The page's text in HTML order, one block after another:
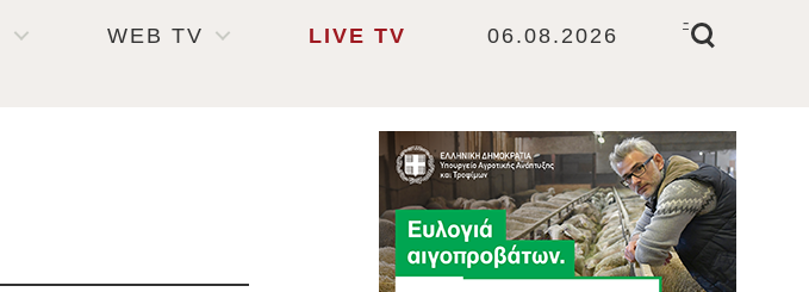
WEB TV LIVE TV 06.08.2026
-